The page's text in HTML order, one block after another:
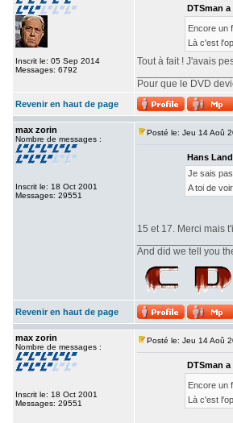
Inscrit le: 05 Sep 2014
Messages: 6792
DTSman
Encore un
Là c'est
Tout à fait ! J'avais
Pour que le DVD
Revenir en haut de page
max zorin
Nombre de messages :
Inscrit le: 18 Oct 2001
Messages: 29551
Posté le: Jeu 14 Aoû
Hans
Je sais
A toi de voir.
15 et 17. Merci mais
And did we tell you
Revenir en haut de page
max zorin
Nombre de messages :
Inscrit le: 18 Oct 2001
Messages: 29551
Posté le: Jeu 14 Aoû
DTSman
Encore un
Là c'est